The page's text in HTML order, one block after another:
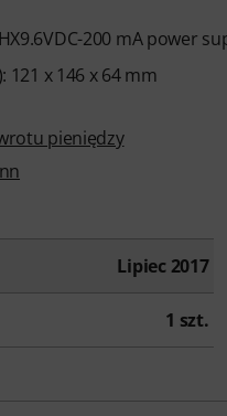
200 mA power
121 x 146 x 64 mm
pieniędzy
Lipiec 2017
1 szt.